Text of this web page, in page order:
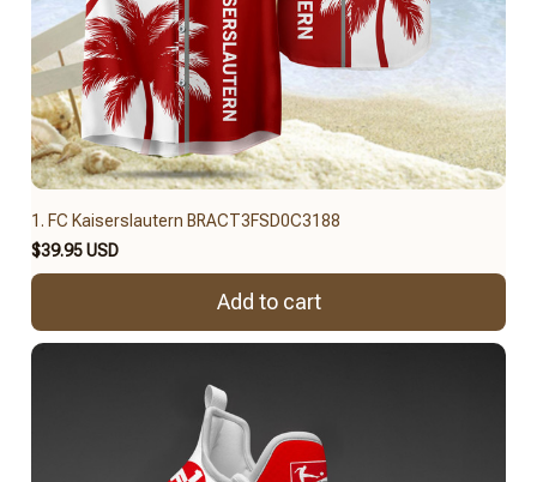
1. FC Kaiserslautern BRACT3FSD0C3188
$39.95 USD
Add to cart